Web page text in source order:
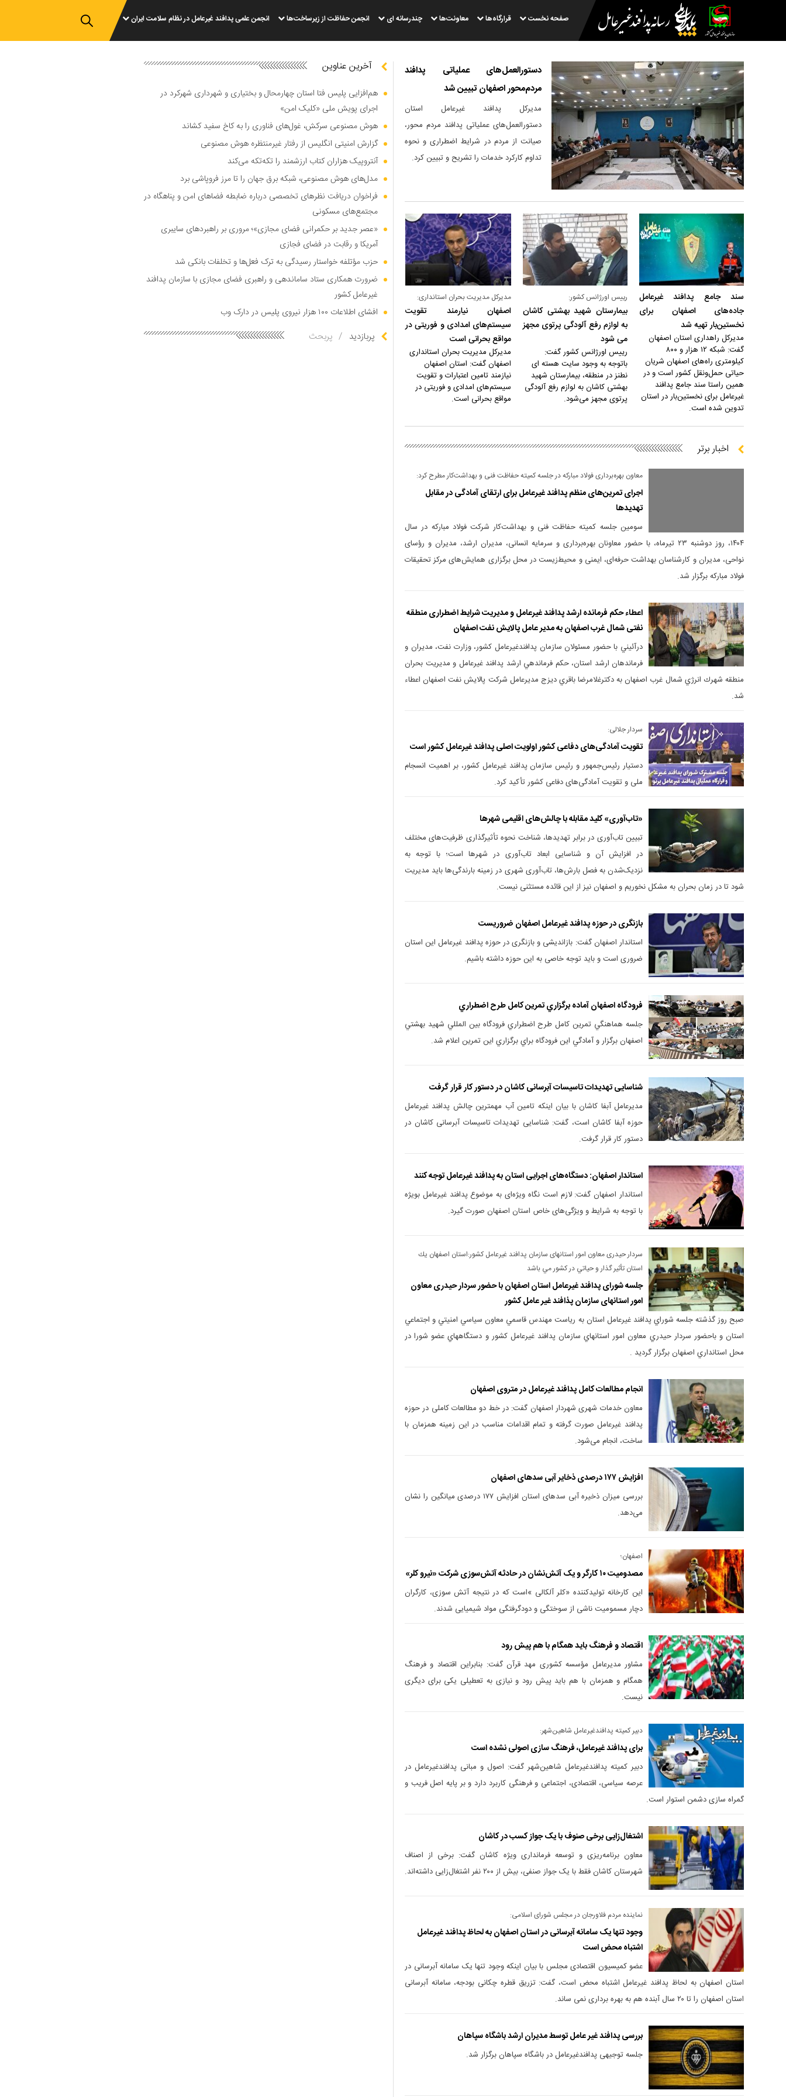
صفحه نخست قرارگاه‌ها معاونت‌ها چندرسانه ای انجمن حفاظت از زیرساخت‌ها انجمن علمی پدافند غیرعامل در نظام سلامت ایران
دستورالعمل‌های عملیاتی پدافند
مردم‌محور اصفهان تبیین شد
مدیرکل پدافند غیرعامل استان
دستورالعمل‌های عملیاتی پدافند مردم محور،
صیانت از مردم در شرایط اضطراری و نحوه
تداوم کارکرد خدمات را تشریح و تبیین کرد.
سند جامع پدافند غیرعامل
جاده‌های اصفهان برای
نخستین‌بار تهیه شد
مدیرکل راهداری استان اصفهان
گفت: شبکه ۱۲ هزار و ۸۰۰
کیلومتری راه‌های اصفهان شریان
حیاتی حمل‌ونقل کشور است و در
همین راستا سند جامع پدافند
غیرعامل برای نخستین‌بار در استان
تدوین شده است.
رییس اورژانس کشور:
بیمارستان شهید بهشتی کاشان
به لوازم رفع آلودگی پرتوی مجهز
می شود
رییس اورژانس کشور گفت:
باتوجه به وجود سایت هسته ای
نطنز در منطقه، بیمارستان شهید
بهشتی کاشان به لوازم رفع آلودگی
پرتوی مجهز می‌شود.
مدیرکل مدیریت بحران استانداری:
اصفهان نیارمند تقویت
سیستم‌های امدادی و فوریتی در
مواقع بحرانی است
مدیرکل مدیریت بحران استانداری
اصفهان گفت: استان اصفهان
نیازمند تامین اعتبارات و تقویت
سیستم‌های امدادی و فوریتی در
مواقع بحرانی است.
اخبار برتر
معاون بهره‌برداری فولاد مبارکه در جلسه کمیته حفاظت فنی و بهداشت‌کار مطرح کرد:
اجرای تمرین‌های منظم پدافند غیرعامل برای ارتقای آمادگی در مقابل
تهدیدها
سومین جلسه کمیته حفاظت فنی و بهداشت‌کار شرکت فولاد مبارکه در سال
۱۴۰۴، روز دوشنبه ۲۳ تیرماه، با حضور معاونان بهره‌برداری و سرمایه انسانی، مدیران ارشد، مدیران و رؤسای
نواحی، مدیران و کارشناسان بهداشت حرفه‌ای، ایمنی و محیط‌زیست در محل برگزاری همایش‌های مرکز تحقیقات
فولاد مبارکه برگزار شد.
اعطاء حکم فرمانده ارشد پدافند غیرعامل و مدیریت شرایط اضطراری منطقه
نفتی شمال غرب اصفهان به مدیر عامل پالایش نفت اصفهان
درآئيني با حضور مسئولان سازمان پدافندغيرعامل كشور، وزارت نفت، مديران و
فرماندهان ارشد استان، حكم فرماندهي ارشد پدافند غيرعامل و مديريت بحران
منطقه شهرك انرژي شمال غرب اصفهان به دكترغلامرضا باقري ديزج مديرعامل شركت پالايش نفت اصفهان اعطاء
شد.
سردار جلالی:
تقویت آمادگی‌های دفاعی کشور اولویت اصلی پدافند غیرعامل کشور است
دستیار رئیس‌جمهور و رئیس سازمان پدافند غیرعامل کشور، بر اهمیت انسجام
ملی و تقویت آمادگی‌های دفاعی کشور تأکید کرد.
«تاب‌آوری» کلید مقابله با چالش‌های اقلیمی شهرها
تبیین تاب‌آوری در برابر تهدیدها، شناخت نحوه تأثیرگذاری ظرفیت‌های مختلف
در افزایش آن و شناسایی ابعاد تاب‌آوری در شهرها است؛ با توجه به
نزدیک‌شدن به فصل بارش‌ها، تاب‌آوری شهری در زمینه بارندگی‌ها باید مدیریت
شود تا در زمان بحران به مشکل نخوریم و اصفهان نیز از این قائده مستثنی نیست.
بازنگری در حوزه پدافند غیرعامل اصفهان ضروریست
استاندار اصفهان گفت: بازاندیشی و بازنگری در حوزه پدافند غیرعامل این استان
ضروری است و باید توجه خاصی به این حوزه داشته باشیم.
فرودگاه اصفهان آماده برگزاري تمرين کامل طرح اضطراري
جلسه هماهنگي تمرين کامل طرح اضطراري فرودگاه بين المللي شهيد بهشتي
اصفهان برگزار و آمادگي اين فرودگاه براي برگزاري اين تمرين اعلام شد.
شناسایی تهدیدات تاسیسات آبرسانی کاشان در دستور کار قرار گرفت
مدیرعامل آبفا کاشان با بیان اینکه تامین آب مهمترین چالش پدافند غیرعامل
حوزه آبفا کاشان است، گفت: شناسایی تهدیدات تاسیسات آبرسانی کاشان در
دستور کار قرار گرفت.
استاندار اصفهان: دستگاه‌های اجرایی استان به پدافند غیرعامل توجه کنند
استاندار اصفهان گفت: لازم است نگاه ویژه‌ای به موضوع پدافند غیرعامل بویژه
با توجه به شرایط و ویژگی‌های خاص استان اصفهان صورت گیرد.
سردار حیدری معاون امور استانهای سازمان پدافند غیرعامل کشور:استان اصفهان يك
استان تأثير گذار و حياتي در كشور مي باشد
جلسه شورای پدافند غیرعامل استان اصفهان با حضور سردار حیدری معاون
امور استانهای سازمان پذافند غیر عامل کشور
صبح روز گذشته جلسه شوراي پدافند غيرعامل استان به رياست مهندس قاسمي معاون سياسي امنيتي و اجتماعي
استان و باحضور سردار حيدري معاون امور استانهاي سازمان پدافند غيرعامل كشور و دستگاههاي عضو شورا در
محل استانداري اصفهان برگزار گرديد .
انجام مطالعات کامل پدافند غیرعامل در متروی اصفهان
معاون خدمات شهری شهردار اصفهان گفت: در خط دو مطالعات کاملی در حوزه
پدافند غیرعامل صورت گرفته و تمام اقدامات مناسب در این زمینه همزمان با
ساخت، انجام می‌شود.
افزایش ۱۷۷ درصدی ذخایر آبی سدهای اصفهان
بررسی میزان ذخیره آبی سدهای استان افزایش ۱۷۷ درصدی میانگین را نشان
می‌دهد.
اصفهان؛
مصدومیت ۱۰ کارگر و یک آتش‌نشان در حادثه آتش‌سوزی شرکت «نیرو کلر»
این کارخانه تولیدکننده «کلر آلکالی »است که در نتیجه آتش سوزی، کارگران
دچار مسمومیت ناشی از سوختگی و دودگرفتگی مواد شیمیایی شدند.
اقتصاد و فرهنگ باید همگام با هم پیش رود
مشاور مدیرعامل مؤسسه کشوری مهد قرآن گفت: بنابراین اقتصاد و فرهنگ
همگام و همزمان با هم باید پیش رود و نیازی به تعطیلی یکی برای دیگری
نیست.
دبیر کمیته پدافندغیرعامل شاهین‌شهر:
برای پدافند غیرعامل، فرهنگ‌ سازی اصولی نشده است
دبیر کمیته پدافندغیرعامل شاهین‌شهر گفت: اصول و مبانی پدافندغیرعامل در
عرصه سیاسی، اقتصادی، اجتماعی و فرهنگی کاربرد دارد و بر پایه اصل فریب و
گمراه ‌سازی دشمن استوار است.
اشتغال‌زایی برخی صنوف با یک جواز کسب در کاشان
معاون برنامه‌ریزی و توسعه فرمانداری ویژه کاشان گفت: برخی از اصناف
شهرستان کاشان فقط با یک جواز صنفی، بیش از ۲۰۰ نفر اشتغال‌زایی داشته‌اند.
نماینده مردم فلاورجان در مجلس شورای اسلامی:
وجود تنها یک سامانه آبرسانی در استان اصفهان به لحاظ پدافند غیرعامل
اشتباه محض است
عضو کمیسیون اقتصادی مجلس با بیان اینکه وجود تنها یک سامانه آبرسانی در
استان اصفهان به لحاظ پدافند غیرعامل اشتباه محض است، گفت: تزریق قطره چکانی بودجه، سامانه آبرسانی
استان اصفهان را تا ۲۰ سال آبنده هم به بهره برداری نمی ساند.
بررسی پدافند غیر عامل توسط مدیران ارشد باشگاه سپاهان
جلسه توجیهی پدافندغیرعامل در باشگاه سپاهان برگزار شد.
آخرین عناوین
هم‌افزایی پلیس فتا استان چهارمحال و بختیاری و شهرداری شهرکرد در
اجرای پویش ملی «کلیک امن»
هوش مصنوعی سرکش، غول‌های فناوری را به کاخ سفید کشاند
گزارش امنیتی انگلیس از رفتار غیرمنتظره هوش مصنوعی
آنتروپیک هزاران کتاب ارزشمند را تکه‌تکه می‌کند
مدل‌های هوش مصنوعی، شبکه برق جهان را تا مرز فروپاشی برد
فراخوان دریافت نظر‌های تخصصی درباره ضابطه فضا‌های امن و پناهگاه در
مجتمع‌های مسکونی
«عصر جدید بر حکمرانی فضای مجازی»؛ مروری بر راهبرد‌های سایبری
آمریکا و رقابت در فضای فجازی
حزب مؤتلفه خواستار رسیدگی به ترک فعل‌ها و تخلفات بانکی شد
ضرورت همکاری ستاد ساماندهی و راهبری فضای مجازی با سازمان پدافند
غیرعامل کشور
افشای اطلاعات ۱۰۰ هزار نیروی پلیس در دارک وب
پربازدید / پربحث